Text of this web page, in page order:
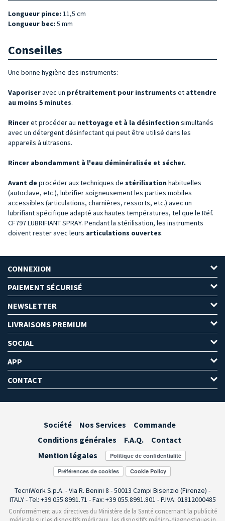
Longueur pince: 11,5 cm
Longueur bec: 5 mm
Conseilles
Une bonne hygiène des instruments:
Vaporiseravec un prétraitement pour instruments et attendre
au moins 5 minutes.
Rinceret procéder au nettoyage et à la désinfection simultanés
avec un détergent désinfectant qui peut être utilisé dans les
appareils à ultrasons.
Rincer abondamment à l'eau déminéralisée et sécher.
Avant de procéder aux techniques de stérilisation habituelles
(autoclave, etc.), lubrifier soigneusement les parties mobiles
accessibles (articulations, charnières, ressorts, etc.) avec un
lubrifiant spécifique adapté aux hautes températures, tel que le Réf.
CF797 LUBRIFIANT SPRAY. Pendant la stérilisation, les instruments
doivent rester avec leurs articulations ouvertes.
CONNEXION
PAIEMENT SÉCURISÉ
NEWSLETTER
LIVRAISONS PREMIUM
SOCIAL
APP
CONTACT
Société Nos Services
Commande
Conditions générales
F.A.Q.
Contact
Mention légales
Préférences de cookies
TecniWork S.p.A. - Via R. Benini 8 - 50013 Campi Bisenzio (Firenze) -
ITALY - Tel: +39 055.8991.71 - Fax: +39 055.8991.801 - P.IVA: 01812000485
Conformément aux directives du Ministère de la Santé concernant la publicité